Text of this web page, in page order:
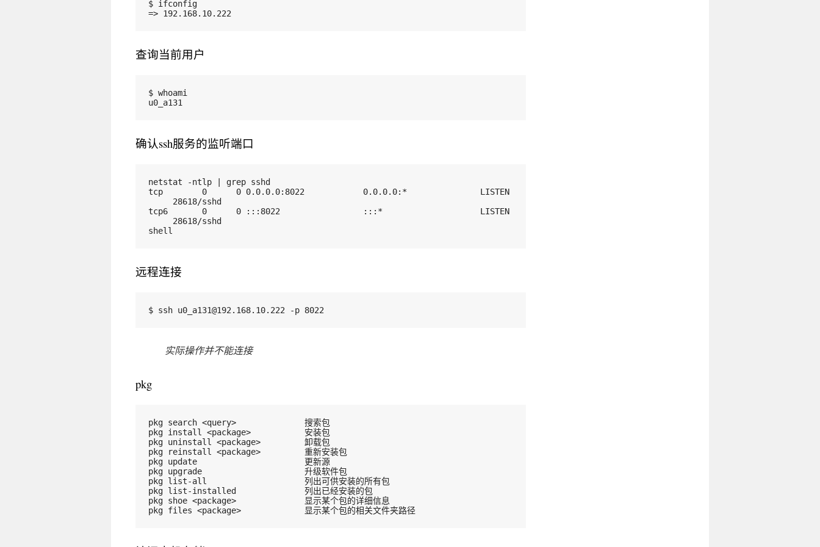
$ ifconfig
=> 192.168.10.222
查询当前用户
$ whoami
u0_a131
确认ssh服务的监听端口
netstat -ntlp | grep sshd
tcp        0      0 0.0.0.0:8022            0.0.0.0:*               LISTEN
28618/sshd
tcp6       0      0 :::8022                 :::*                    LISTEN
28618/sshd
shell
远程连接
$ ssh u0_a131@192.168.10.222 -p 8022
实际操作并不能连接
pkg
pkg search <query>              搜索包
pkg install <package>           安装包
pkg uninstall <package>         卸载包
pkg reinstall <package>         重新安装包
pkg update                      更新源
pkg upgrade                     升级软件包
pkg list-all                    列出可供安装的所有包
pkg list-installed              列出已经安装的包
pkg shoe <package>              显示某个包的详细信息
pkg files <package>             显示某个包的相关文件夹路径